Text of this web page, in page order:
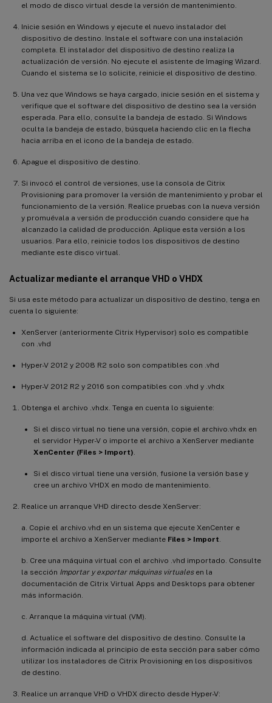
el modo de disco virtual desde la versión de mantenimiento.
Inicie sesión en Windows y ejecute el nuevo instalador del
dispositivo de destino. Instale el software con una instalación
completa. El instalador del dispositivo de destino realiza la
actualización de versión. No ejecute el asistente de Imaging Wizard.
Cuando el sistema se lo solicite, reinicie el dispositivo de destino.
Una vez que Windows se haya cargado, inicie sesión en el sistema y
verifique que el software del dispositivo de destino sea la versión
esperada. Para ello, consulte la bandeja de estado. Si Windows
oculta la bandeja de estado, búsquela haciendo clic en la flecha
hacia arriba en el icono de la bandeja de estado.
Apague el dispositivo de destino.
Si invocó el control de versiones, use la consola de Citrix
Provisioning para promover la versión de mantenimiento y probar el
funcionamiento de la versión. Realice pruebas con la nueva versión
y promuévala a versión de producción cuando considere que ha
alcanzado la calidad de producción. Aplique esta versión a los
usuarios. Para ello, reinicie todos los dispositivos de destino
mediante este disco virtual.
Actualizar mediante el arranque VHD o VHDX
Si usa este método para actualizar un dispositivo de destino, tenga en
cuenta lo siguiente:
XenServer (anteriormente Citrix Hypervisor) solo es compatible
con .vhd
Hyper-V 2012 y 2008 R2 solo son compatibles con .vhd
Hyper-V 2012 R2 y 2016 son compatibles con .vhd y .vhdx
Obtenga el archivo .vhdx. Tenga en cuenta lo siguiente:
Si el disco virtual no tiene una versión, copie el archivo.vhdx en
el servidor Hyper-V o importe el archivo a XenServer mediante
XenCenter (Files > Import)
Si el disco virtual tiene una versión, fusione la versión base y
cree un archivo VHDX en modo de mantenimiento.
Realice un arranque VHD directo desde XenServer:
a. Copie el archivo.vhd en un sistema que ejecute XenCenter e
importe el archivo a XenServer mediante Files > Import
b. Cree una máquina virtual con el archivo .vhd importado. Consulte
la sección Importar y exportar máquinas virtualesen la
documentación de Citrix Virtual Apps and Desktops para obtener
más información.
c. Arranque la máquina virtual (VM).
d. Actualice el software del dispositivo de destino. Consulte la
información indicada al principio de esta sección para saber cómo
utilizar los instaladores de Citrix Provisioning en los dispositivos
de destino.
Realice un arranque VHD o VHDX directo desde Hyper-V: